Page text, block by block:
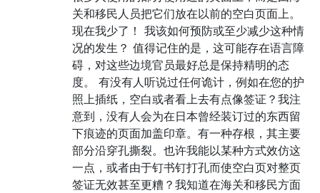
关和移民人员把它们放在以前的空白页面上。
现在我少了！ 我该如何预防或至少减少这种情
况的发生？ 值得记住的是，这可能存在语言障
碍，对这些边境官员最好总是保持精明的态
度。 有没有人听说过任何诡计，例如在您的护
照上插纸，空白或者看上去有点像签证？我注
意到，没有人会为在日本曾经装订过的东西留
下痕迹的页面加盖印章。有一种存根，其主要
部分沿穿孔撕裂。也许我能以某种方式效仿这
一点，或者由于钉书钉打孔而使空白页对整页
签证无效甚至更糟？我知道在海关和移民方面